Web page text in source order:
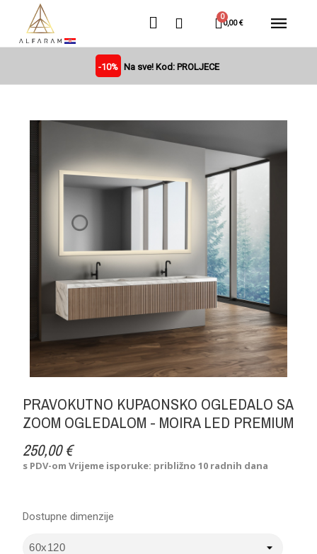
0,00 €
-10% Na sve! Kod: PROLJECE
PRAVOKUTNO KUPAONSKO OGLEDALO SA
ZOOM OGLEDALOM - MOIRA LED PREMIUM
250,00 €
s PDV-omVrijeme isporuke: približno 10 radnih dana
Dostupne dimenzije